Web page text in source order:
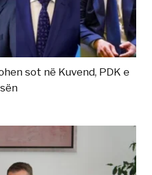
sot në Kuvend, PDK e